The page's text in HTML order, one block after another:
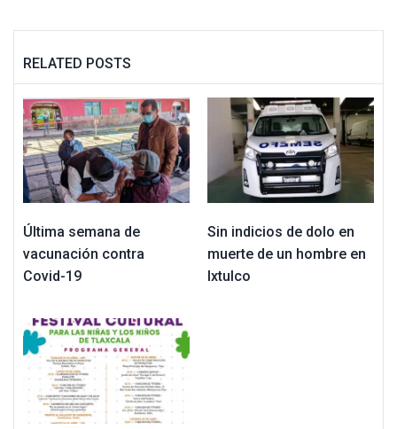
RELATED POSTS
Última semana de
vacunación contra
Covid-19
Sin indicios de dolo en
muerte de un hombre en
Ixtulco